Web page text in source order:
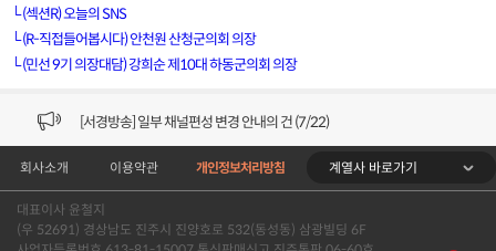
└(섹션R) 오늘의 SNS
└(R-직접들어봅시다) 안천원 산청군의회 의장
└(민선 9기 의장대담) 강희순 제10대 하동군의회 의장
[VOD공지] 청춘초이스 이용금액 변경 안내
[서경방송] 일부 채널편성 변경 안내의 건 (7/22)
[서경방송] 디지털알뜰형 결합 할인요금 조정 안내 (수정)
[공지] 개인정보처리방침 (Ver2.15) 개정의 건 (7/1)
회사소개 이용약관 개인정보처리방침 계열사 바로가기
대표이사 윤철지
(우 52691) 경상남도 진주시 진양호로 532(동성동) 삼광빌딩 6F